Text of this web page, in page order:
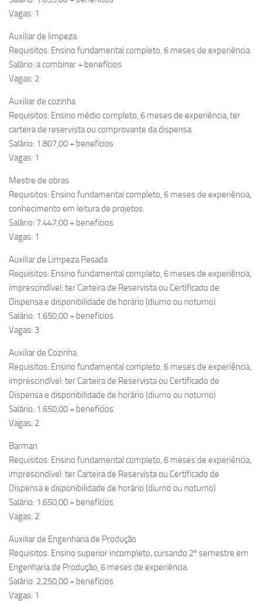
Vagas: 1
Auxiliar de limpeza
Requisitos: Ensino fundamental completo, 6 meses de experiência.
Salário: a combinar + benefícios
Vagas: 2
Auxiliar de cozinha
Requisitos: Ensino médio completo, 6 meses de experiência, ter
carteira de reservista ou comprovante da dispensa.
Salário: 1.807,00 + benefícios
Vagas: 1
Mestre de obras
Requisitos: Ensino fundamental completo, 6 meses de experiência,
conhecimento em leitura de projetos.
Salário: 7.447,00 + benefícios
Vagas: 1
Auxiliar de Limpeza Pesada
Requisitos: Ensino fundamental completo, 6 meses de experiência,
imprescindível: ter Carteira de Reservista ou Certificado de
Dispensa e disponibilidade de horário (diurno ou noturno)
Salário: 1.650,00 + benefícios
Vagas: 3
Auxiliar de Cozinha
Requisitos: Ensino fundamental completo, 6 meses de experiência,
imprescindível: ter Carteira de Reservista ou Certificado de
Dispensa e disponibilidade de horário (diurno ou noturno)
Salário: 1.650,00 + benefícios
Vagas: 2
Barman
Requisitos: Ensino fundamental completo, 6 meses de experiência,
imprescindível: ter Carteira de Reservista ou Certificado de
Dispensa e disponibilidade de horário (diurno ou noturno)
Salário: 1.650,00 + benefícios
Vagas: 2
Auxiliar de Engenharia de Produção
Requisitos: Ensino superior incompleto, cursando 2º semestre em
Engenharia de Produção, 6 meses de experiência.
Salário: 2.250,00 + benefícios
Vagas: 1